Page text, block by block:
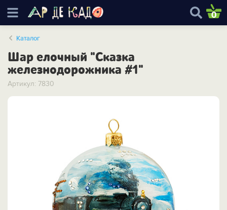
0
Каталог
Шар елочный "Сказка
железнодорожника #1"
Артикул: 7830